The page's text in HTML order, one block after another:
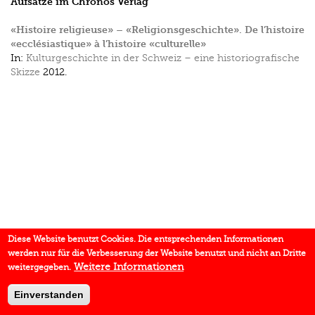
«Histoire religieuse» – «Religionsgeschichte». De l’histoire
«ecclésiastique» à l’histoire «culturelle»
In: Kulturgeschichte in der Schweiz – eine historiografische
Skizze 2012.
Diese Website benutzt Cookies. Die entsprechenden Informationen
werden nur für die Verbesserung der Website benutzt und nicht an Dritte
weitergegeben. Weitere Informationen
Einverstanden